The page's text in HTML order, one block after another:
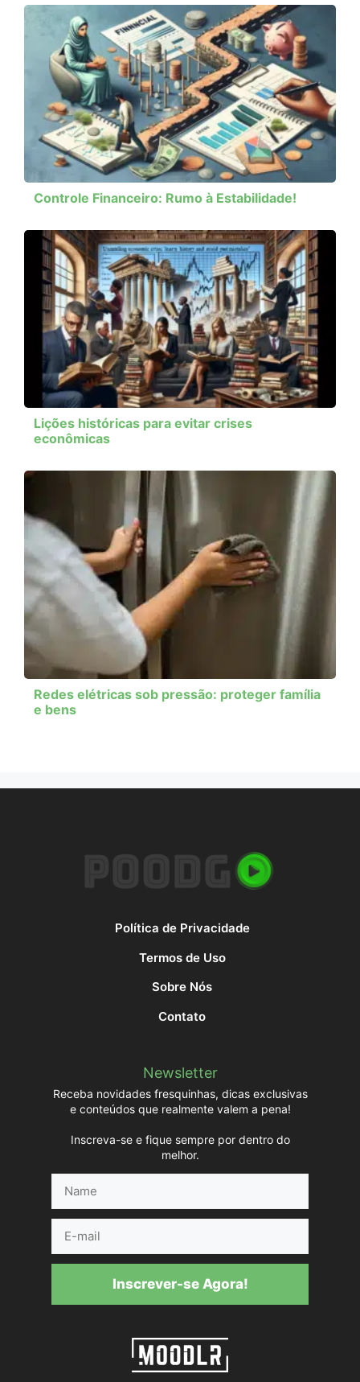
Controle Financeiro: Rumo à Estabilidade!
Lições históricas para evitar crises
econômicas
Redes elétricas sob pressão: proteger família
e bens
Política de Privacidade
Termos de Uso
Sobre Nós
Contato
Newsletter
Receba novidades fresquinhas, dicas exclusivas
e conteúdos que realmente valem a pena!
Inscreva-se e fique sempre por dentro do
melhor.
mail
Inscrever-se Agora!